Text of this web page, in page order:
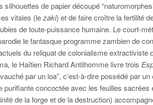
silhouettes de papier découpé
vitales (lezaki) et de faire croître la fertilité
de toute-puissance humaine. Le court-
le fantasque programme zambien de
du reliquat de colonialisme
le Haïtien Richard Antilhomme livre trois
par un loa”, c’est-à-dire possédé par
purifiante concoctée avec les feuilles
de la forge et de la destruction)